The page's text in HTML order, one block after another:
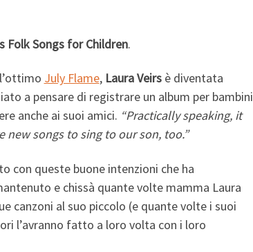
Folk Songs for Children.
July Flame, Laura Veirsè diventata
a pensare di registrare un album per bambini
anche ai suoi amici. “Practically speaking, it
new songs to sing to our son, too.”
con queste buone intenzioni che ha
e chissà quante volte mamma Laura
canzoni al suo piccolo (e quante volte i suoi
l’avranno fatto a loro volta con i loro